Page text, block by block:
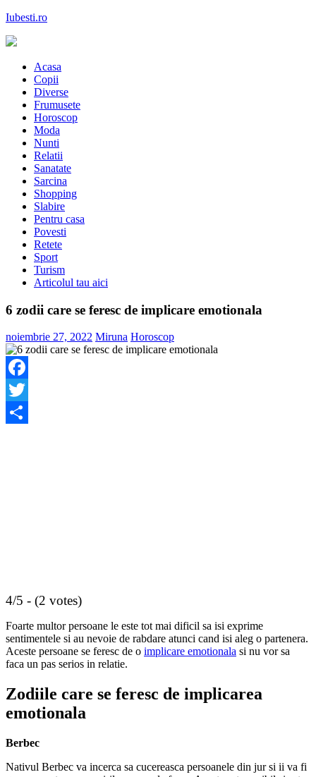
Skip
content
Iubesti.ro
astazi
Acasa
Copii
Diverse
Frumusete
Horoscop
Moda
Nunti
Relatii
Sanatate
Sarcina
Shopping
Slabire
Pentru casa
Povesti
Retete
Sport
Turism
Articolul tau aici
6 zodii care se feresc de implicare emotionala
noiembrie 27, 2022 Miruna Horoscop
Facebook
Twitter
4/5 - (2 votes)
Foarte multor persoane le este tot mai dificil sa isi exprime
sentimentele si au nevoie de rabdare atunci cand isi aleg o partenera.
Aceste persoane se feresc de o implicare emotionala si nu vor sa
faca un pas serios in relatie.
Zodiile care se feresc de implicarea
emotionala
Berbec
Nativul Berbec va incerca sa cucereasca persoanele din jur si ii va fi